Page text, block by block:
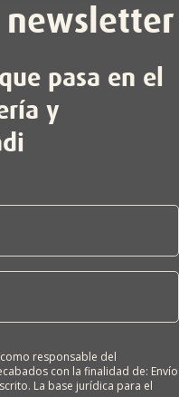
newsletter
pasa en el
y
como responsable del
con la finalidad de: Envío
La base jurídica para el